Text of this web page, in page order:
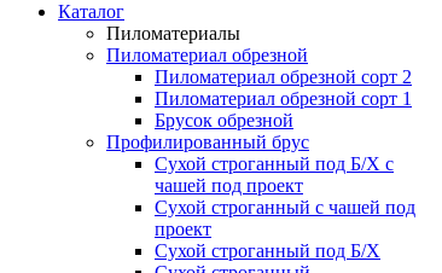
Каталог
Пиломатериалы
Пиломатериал обрезной
Пиломатериал обрезной сорт 2
Пиломатериал обрезной сорт 1
Брусок обрезной
Профилированный брус
Сухой строганный под Б/Х с
чашей под проект
Сухой строганный с чашей под
проект
Сухой строганный под Б/Х